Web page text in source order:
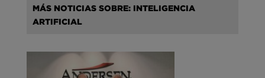
MÁS NOTICIAS SOBRE: INTELIGENCIA
ARTIFICIAL